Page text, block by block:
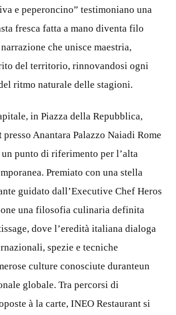
e peperoncino” testimoniano una
fresca fatta a mano diventa filo
che unisce maestria,
del territorio, rinnovandosi ogni
ritmo naturale delle stagioni.
in Piazza della Repubblica,
presso Anantara Palazzo Naiadi Rome
punto di riferimento per l’alta
Premiato con una stella
guidato dall’Executive Chef Heros
una filosofia culinaria definita
dove l’eredità italiana dialoga
spezie e tecniche
culture conosciute duranteun
globale. Tra percorsi di
à la carte, INEO Restaurant si